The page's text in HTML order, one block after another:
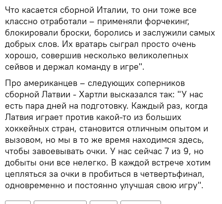
Что касается сборной Италии, то они тоже все
классно отработали – применяли форчекинг,
блокировали броски, боролись и заслужили самых
добрых слов. Их вратарь сыграл просто очень
хорошо, совершив несколько великолепных
сейвов и держал команду в игре".
Про американцев – следующих соперников
сборной Латвии - Хартли высказался так: "У нас
есть пара дней на подготовку. Каждый раз, когда
Латвия играет против какой-то из больших
хоккейных стран, становится отличным опытом и
вызовом, но мы в то же время находимся здесь,
чтобы завоевывать очки. У нас сейчас 7 из 9, но
добыты они все нелегко. В каждой встрече хотим
цепляться за очки в пробиться в четвертьфинал,
одновременно и постоянно улучшая свою игру".